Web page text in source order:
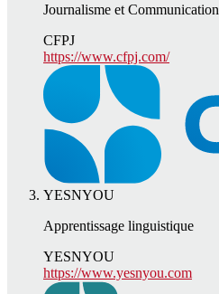
Journalisme et Communication
CFPJ
https://www.cfpj.com/
YESNYOU
Apprentissage linguistique
YESNYOU
https://www.yesnyou.com